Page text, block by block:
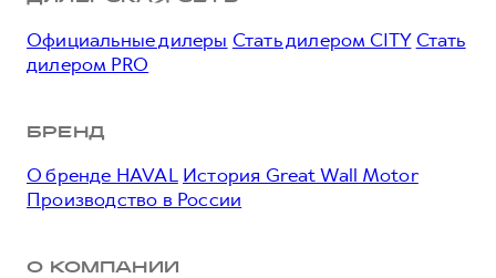
Официальные дилеры Стать дилером CITY Стать
дилером PRO
БРЕНД
О бренде HAVAL История Great Wall Motor
Производство в России
О КОМПАНИИ